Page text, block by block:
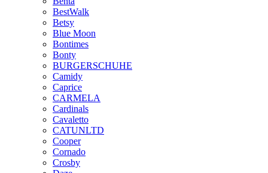
BestWalk
Betsy
Blue Moon
Bontimes
Bonty
BURGERSCHUHE
Camidy
Caprice
CARMELA
Cardinals
Cavaletto
CATUNLTD
Cooper
Cornado
Crosby